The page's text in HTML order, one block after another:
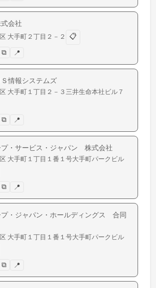
会社
大手町 ２丁目２－２
📋
⧉ 📍
情報システムズ
大手町 １丁目２－３三井生命本社ビル７
⧉ 📍
プ・サービス・ジャパン 株式会社
大手町 １丁目１番１号大手町パークビル
⧉ 📍
プ・ジャパン・ホールディングス 合同
大手町 １丁目１番１号大手町パークビル
⧉ 📍